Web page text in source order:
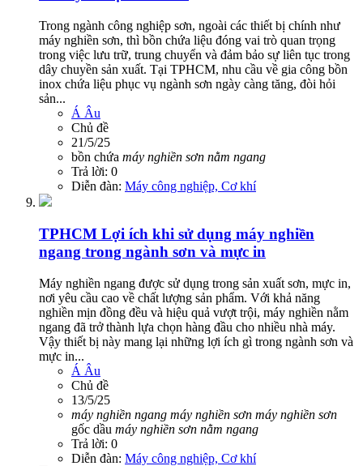
Trong ngành công nghiệp sơn, ngoài các thiết bị chính như
máy nghiền sơn, thì bồn chứa liệu đóng vai trò quan trọng
trong việc lưu trữ, trung chuyển và đảm bảo sự liên tục trong
dây chuyền sản xuất. Tại TPHCM, nhu cầu về gia công bồn
inox chứa liệu phục vụ ngành sơn ngày càng tăng, đòi hỏi
sản...
Á Âu
Chủ đề
21/5/25
bồn chứa máy nghiền sơn nằm ngang
Trả lời: 0
Diễn đàn: Máy công nghiệp, Cơ khí
TPHCM Lợi ích khi sử dụng máy nghiền
ngang trong ngành sơn và mực in
Máy nghiền ngang được sử dụng trong sản xuất sơn, mực in,
nơi yêu cầu cao về chất lượng sản phẩm. Với khả năng
nghiền mịn đồng đều và hiệu quả vượt trội, máy nghiền nằm
ngang đã trở thành lựa chọn hàng đầu cho nhiều nhà máy.
Vậy thiết bị này mang lại những lợi ích gì trong ngành sơn và
mực in...
Á Âu
Chủ đề
13/5/25
máy nghiền ngang máy nghiền sơn máy nghiền sơn
gốc dầu máy nghiền sơn nằm ngang
Trả lời: 0
Diễn đàn: Máy công nghiệp, Cơ khí